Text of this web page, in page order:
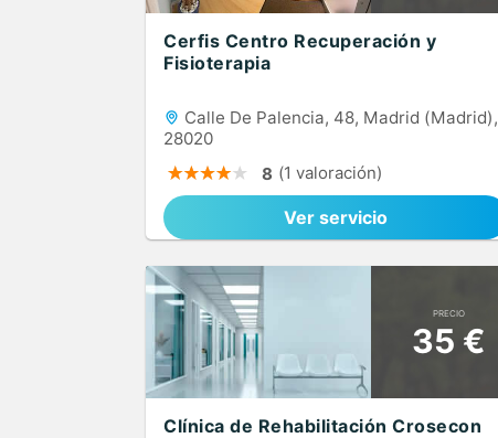
Cerfis Centro Recuperación y
Fisioterapia
Calle De Palencia, 48, Madrid (Madrid),
28020
8 (1 valoración)
Ver servicio
PRECIO
35 €
Clínica de Rehabilitación Crosecon